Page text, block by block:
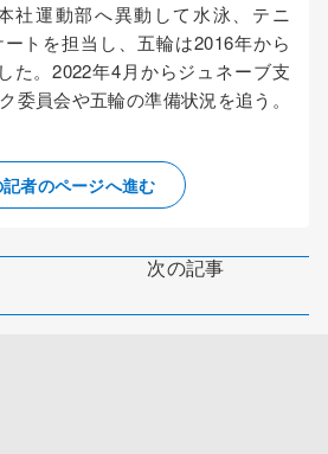
社運動部へ異動して水泳、テニ
トを担当し、五輪は2016年から
た。2022年4月からジュネーブ支
委員会や五輪の準備状況を追う。
者のページへ進む
次の記事